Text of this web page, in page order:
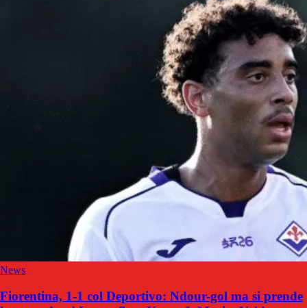
News
Fiorentina, 1-1 col Deportivo: Ndour-gol ma si prende